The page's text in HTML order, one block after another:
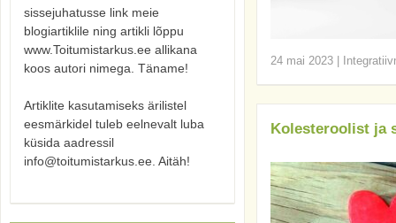
24 mai 2023
Kolesteroolist ja
sissejuhatusse link meie
blogiartiklile ning artikli lõppu
www.Toitumistarkus.ee allikana
koos autori nimega. Täname!
Artiklite kasutamiseks ärilistel
eesmärkidel tuleb eelnevalt luba
küsida aadressil
info@toitumistarkus.ee. Aitäh!